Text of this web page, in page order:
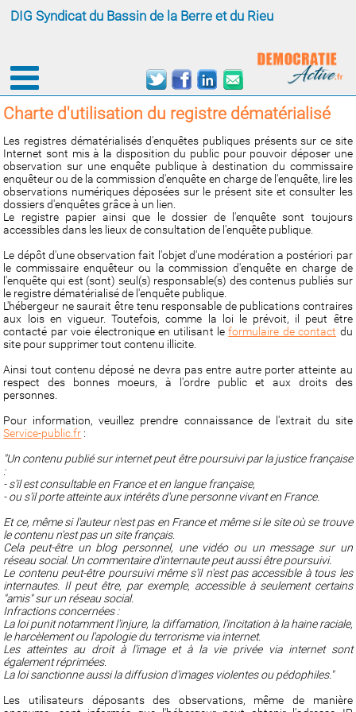
DIG Syndicat du Bassin de la Berre et du Rieu
Charte d'utilisation du registre dématérialisé
Les registres dématérialisés d'enquêtes publiques présents sur ce site
Internet sont mis à la disposition du public pour pouvoir déposer une
observation sur une enquête publique à destination du commissaire
enquêteur ou de la commission d'enquête en charge de l'enquête, lire les
observations numériques déposées sur le présent site et consulter les
dossiers d'enquêtes grâce à un lien.
Le registre papier ainsi que le dossier de l'enquête sont toujours
accessibles dans les lieux de consultation de l'enquête publique.
Le dépôt d'une observation fait l'objet d'une modération a postériori par
le commissaire enquêteur ou la commission d'enquête en charge de
l'enquête qui est (sont) seul(s) responsable(s) des contenus publiés sur
le registre dématérialisé de l'enquête publique.
L'hébergeur ne saurait être tenu responsable de publications contraires
aux lois en vigueur. Toutefois, comme la loi le prévoit, il peut être
contacté par voie électronique en utilisant leformulaire de contact du
site pour supprimer tout contenu illicite.
Ainsi tout contenu déposé ne devra pas entre autre porter atteinte au
respect des bonnes moeurs, à l'ordre public et aux droits des
personnes.
Pour information, veuillez prendre connaissance de l'extrait du site
Service-public.fr :
"Un contenu publié sur internet peut être poursuivi par la justice française
:
- s'il est consultable en France et en langue française,
- ou s'il porte atteinte aux intérêts d'une personne vivant en France.
Et ce, même si l'auteur n'est pas en France et même si le site où se trouve
le contenu n'est pas un site français.
Cela peut-être un blog personnel, une vidéo ou un message sur un
réseau social. Un commentaire d'internaute peut aussi être poursuivi.
Le contenu peut-être poursuivi même s'il n'est pas accessible à tous les
internautes. Il peut être, par exemple, accessible à seulement certains
"amis" sur un réseau social.
Infractions concernées :
La loi punit notamment l'injure, la diffamation, l'incitation à la haine raciale,
le harcèlement ou l'apologie du terrorisme via internet.
Les atteintes au droit à l'image et à la vie privée via internet sont
également réprimées.
La loi sanctionne aussi la diffusion d'images violentes ou pédophiles."
Les utilisateurs déposants des observations, même de manière